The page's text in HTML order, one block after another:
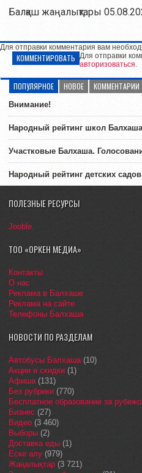
Балқаш жаңалықтары
Для отправки комментария вам
КОММЕНТИРОВАТЬ Для отправки
авторизоваться.
ПОПУЛЯРНОЕ НОВОЕ КОММЕНТАРИИ
Внимание!
Народный рейтинг школ Балхаша
Участковые Балхаша.
Народный рейтинг детских
ПОЛЕЗНЫЕ РЕСУРСЫ
Jooble
ТОО «ОРКЕН МЕДИА»
Контакты
О нас
Реклама в Балхаше
Реклама на сайте
Телефоны Балхаша
НОВОСТИ ПО РАЗДЕЛАМ
Автобусы Балхаша(10)
Акции и скидки (1)
Афиша(131)
Без рубрики (770)
Бесплатное образование за
Бизнес (27)
Видео (3 460)
Выборы (2)
Доставка еды (1)
Еске алу (979)
Жаңалықтар (3 721)